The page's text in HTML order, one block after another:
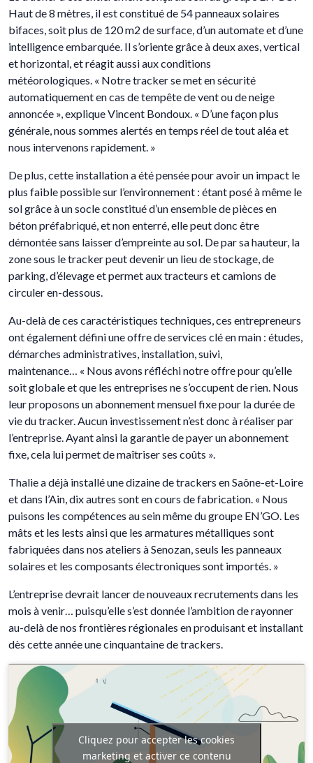
Haut de 8 mètres, il est constitué de 54 panneaux solaires
bifaces, soit plus de 120 m2 de surface, d’un automate et d’une
intelligence embarquée. Il s’oriente grâce à deux axes, vertical
et horizontal, et réagit aussi aux conditions
météorologiques. « Notre tracker se met en sécurité
automatiquement en cas de tempête de vent ou de neige
annoncée », explique Vincent Bondoux. « D’une façon plus
générale, nous sommes alertés en temps réel de tout aléa et
nous intervenons rapidement. »
De plus, cette installation a été pensée pour avoir un impact le
plus faible possible sur l’environnement : étant posé à même le
sol grâce à un socle constitué d’un ensemble de pièces en
béton préfabriqué, et non enterré, elle peut donc être
démontée sans laisser d’empreinte au sol. De par sa hauteur, la
zone sous le tracker peut devenir un lieu de stockage, de
parking, d’élevage et permet aux tracteurs et camions de
circuler en-dessous.
Au-delà de ces caractéristiques techniques, ces entrepreneurs
ont également défini une offre de services clé en main : études,
démarches administratives, installation, suivi,
maintenance… « Nous avons réfléchi notre offre pour qu’elle
soit globale et que les entreprises ne s’occupent de rien. Nous
leur proposons un abonnement mensuel fixe pour la durée de
vie du tracker. Aucun investissement n’est donc à réaliser par
l’entreprise. Ayant ainsi la garantie de payer un abonnement
fixe, cela lui permet de maîtriser ses coûts ».
Thalie a déjà installé une dizaine de trackers en Saône-et-Loire
et dans l’Ain, dix autres sont en cours de fabrication. « Nous
puisons les compétences au sein même du groupe EN’GO. Les
mâts et les lests ainsi que les armatures métalliques sont
fabriquées dans nos ateliers à Senozan, seuls les panneaux
solaires et les composants électroniques sont importés. »
L’entreprise devrait lancer de nouveaux recrutements dans les
mois à venir… puisqu’elle s’est donnée l’ambition de rayonner
au-delà de nos frontières régionales en produisant et installant
dès cette année une cinquantaine de trackers.
Cliquez pour accepter les cookies
marketing et activer ce contenu